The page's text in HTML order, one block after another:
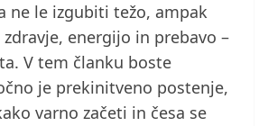
ne le izgubiti težo, ampak
energijo in prebavo –
V tem članku boste
je prekinitveno postenje,
varno začeti in česa se